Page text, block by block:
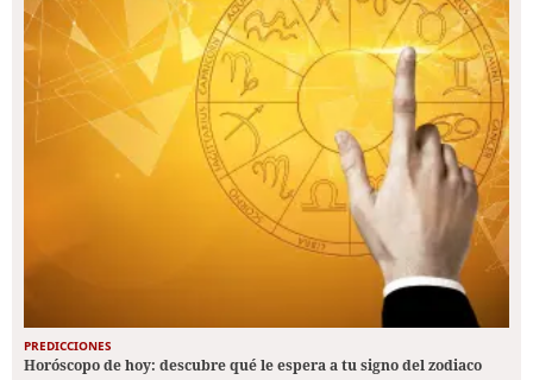
PREDICCIONES
Horóscopo de hoy: descubre qué le espera a tu signo del zodiaco